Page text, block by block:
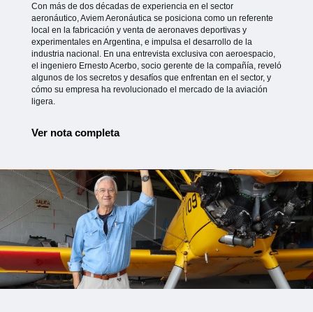
Con más de dos décadas de experiencia en el sector
aeronáutico, Aviem Aeronáutica se posiciona como un referente
local en la fabricación y venta de aeronaves deportivas y
experimentales en Argentina, e impulsa el desarrollo de la
industria nacional. En una entrevista exclusiva con aeroespacio,
el ingeniero Ernesto Acerbo, socio gerente de la compañía, reveló
algunos de los secretos y desafíos que enfrentan en el sector, y
cómo su empresa ha revolucionado el mercado de la aviación
ligera.
Ver nota completa